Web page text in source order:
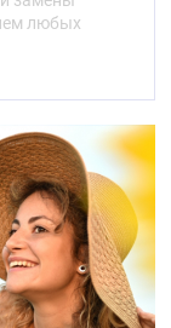
дозы 1,5
15,55 ;нг/мл
любых